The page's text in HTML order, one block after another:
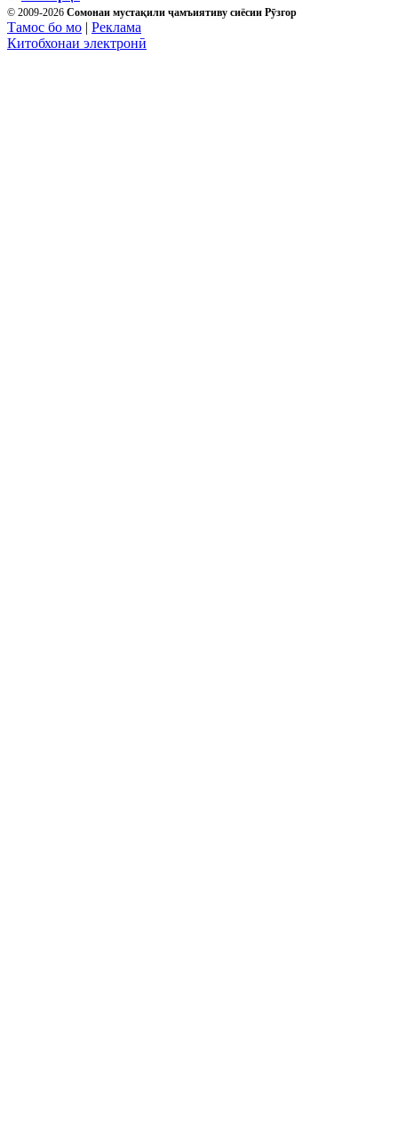
© 2009-2026 Сомонаи мустақили ҷамъиятиву сиёсии Рӯзгор
Тамос бо мо | Реклама
Китобхонаи электронӣ